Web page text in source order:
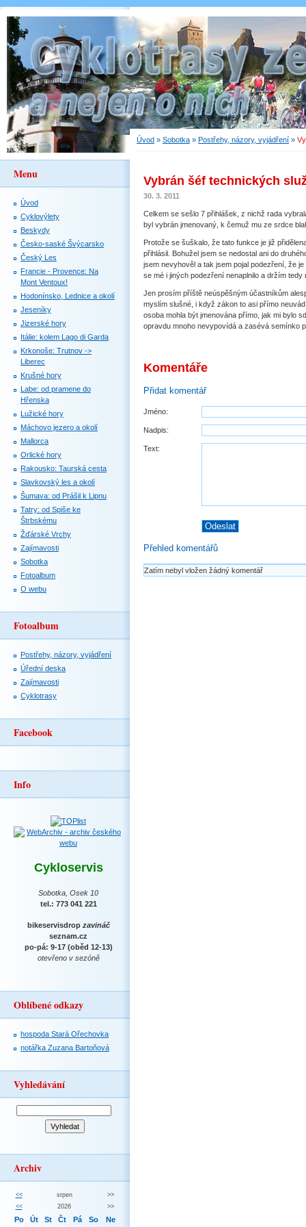
Úvod » Sobotka » Postřehy, názory, vyjádření »
Vybrán šéf technických
30. 3. 2011
Celkem se sešlo 7 přihlášek, z nichž rada
byl vybrán jmenovaný, k čemuž mu ze srdce
Protože se šuškalo, že tato funkce je již
přihlásil. Bohužel jsem se nedostal ani do
jsem nevyhověl a tak jsem pojal podezření, že
se mé i jiných podezření nenaplnilo a držím
Jen prosím příště neúspěšným účastníkům
myslím slušné, i když zákon to asi přímo
osoba mohla být jmenována přímo, jak mi bylo
opravdu mnoho nevypovídá a zasévá semínko
Komentáře
Přidat komentář
Jméno:
Nadpis:
Text:
Přehled komentářů
Zatím nebyl vložen žádný komentář
Menu
Úvod
Cyklovýlety
Beskydy
Česko-saské Švýcarsko
Český Les
Francie - Provence: Na
Mont Ventoux!
Hodonínsko, Lednice a okolí
Jeseníky
Jizerské hory
Itálie: kolem Lago di Garda
Krkonoše: Trutnov ->
Liberec
Krušné hory
Labe: od pramene do
Hřenska
Lužické hory
Máchovo jezero a okolí
Mallorca
Orlické hory
Rakousko: Taurská cesta
Slavkovský les a okolí
Šumava: od Prášil k Lipnu
Tatry: od Spiše ke
Štrbskému
Žďárské Vrchy
Zajímavosti
Sobotka
Fotoalbum
O webu
Fotoalbum
Postřehy, názory, vyjádření
Úřední deska
Zajímavosti
Cyklotrasy
Facebook
Info
Cykloservis
Sobotka, Osek 10
tel.: 773 041 221
bikeservisdrop zavináč
seznam.cz
po-pá: 9-17 (oběd 12-13)
otevřeno v sezóně
Oblíbené odkazy
hospoda Stará Ořechovka
notářka Zuzana Bartoňová
Vyhledávání
Archiv
<< srpen
>>
<<
2026 >>
Po Út St Čt Pá So Ne